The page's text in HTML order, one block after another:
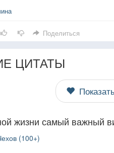
Поделиться
ЦИТАТЫ
жизни самый важный
(100+)